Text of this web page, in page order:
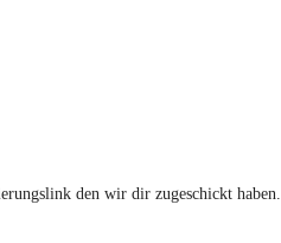
den wir dir zugeschickt haben.